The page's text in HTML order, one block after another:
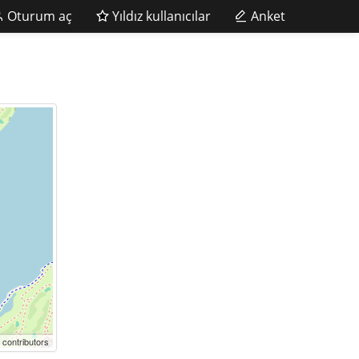
Oturum aç Yıldız kullanıcılar Anket